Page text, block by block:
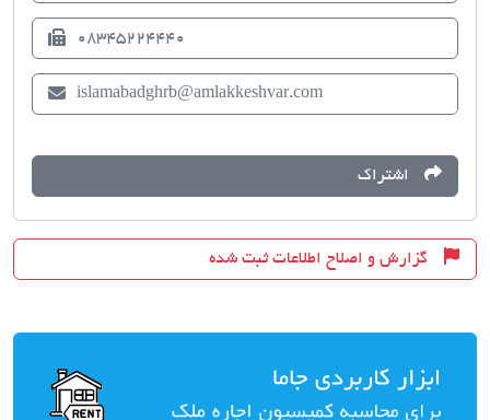
08345224440
islamabadghrb@amlakkeshvar.com
اشتراک
گزارش و اصلاح اطلاعات ثبت شده